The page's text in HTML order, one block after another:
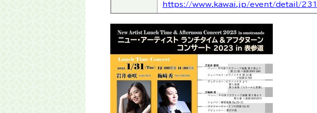
https://www.kawai.jp/event/detail/